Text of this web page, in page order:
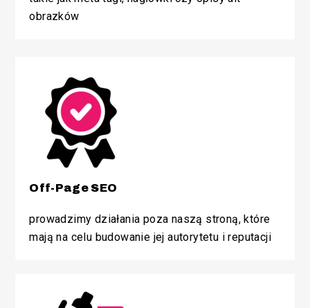
obrazków
Off-Page SEO
prowadzimy działania poza naszą stroną, które
mają na celu budowanie jej autorytetu i reputacji